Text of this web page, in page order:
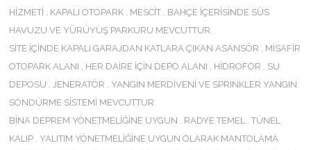
HİZMETİ , KAPALI OTOPARK , MESCİT , BAHÇE İÇERİSİNDE SÜS
HAVUZU VE YÜRÜYÜŞ PARKURU MEVCUTTUR.
SİTE İÇİNDE KAPALI GARAJDAN KATLARA ÇIKAN ASANSÖR , MİSAFİR
OTOPARK ALANI , HER DAİRE İÇİN DEPO ALANI , HİDROFOR , SU
DEPOSU , JENERATÖR , YANGIN MERDİVENİ VE SPRINKLER YANGIN
SÖNDÜRME SİSTEMİ MEVCUTTUR.
BİNA DEPREM YÖNETMELİĞİNE UYGUN , RADYE TEMEL , TÜNEL
KALIP , YALITIM YÖNETMELİĞİNE UYGUN OLARAK MANTOLAMA